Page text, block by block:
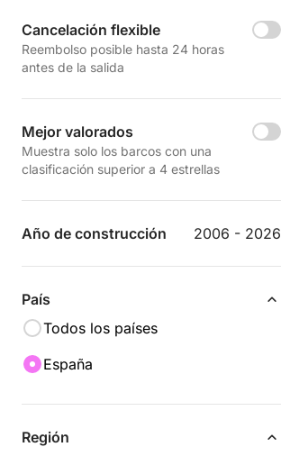
Cancelación flexible
Reembolso posible hasta 24 horas
antes de la salida
Mejor valorados
Muestra solo los barcos con una
clasificación superior a 4 estrellas
Año de construcción 2006 - 2026
País
Todos los países
España
Región